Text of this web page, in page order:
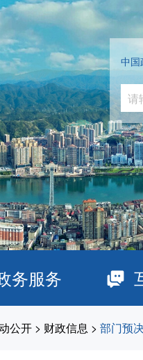
中国
务服务
公开 > 财政信息 > 部门预